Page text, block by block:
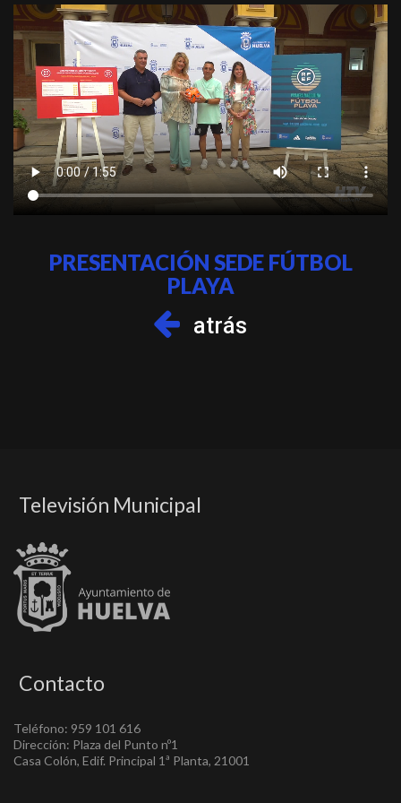
PRESENTACIÓN SEDE FÚTBOL
PLAYA
atrás
Televisión Municipal
Contacto
Teléfono: 959 101 616
Dirección: Plaza del Punto nº1
Casa Colón, Edif. Principal 1ª Planta, 21001